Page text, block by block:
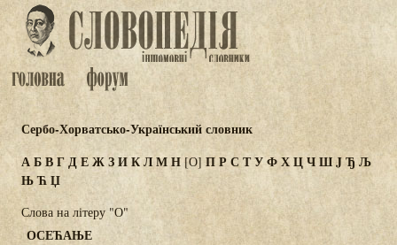
Сербо-Хорватсько-Український словник
АБВГДЕЖЗИКЛМН[О] ПРС ТУФХЦЧШJЂЉ
ЊЋЏ
Слова на літеру "О"
ОСЕЋАЊЕ